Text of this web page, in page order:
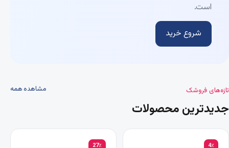
است.
شروع خرید
تازه‌های فروشک
جدیدترین محصولات
مشاهده همه
4٪ 27٪